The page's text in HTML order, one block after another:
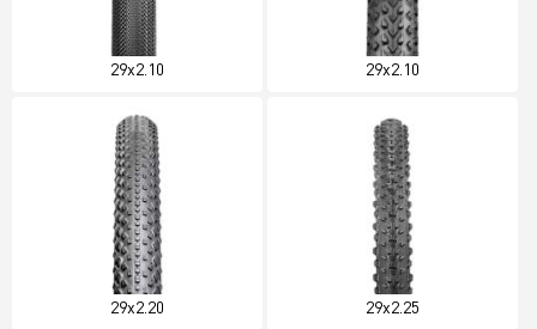
29x2.10 29x2.10
29x2.20 29x2.25